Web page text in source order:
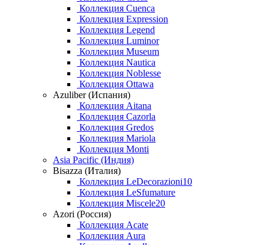
Коллекция Cuenca
Коллекция Expression
Коллекция Legend
Коллекция Luminor
Коллекция Museum
Коллекция Nautica
Коллекция Noblesse
Коллекция Ottawa
Azuliber (Испания)
Коллекция Aitana
Коллекция Cazorla
Коллекция Gredos
Коллекция Mariola
Коллекция Monti
Asia Pacific (Индия)
Bisazza (Италия)
Коллекция LeDecorazioni10
Коллекция LeSfumature
Коллекция Miscele20
Azori (Россия)
Коллекция Acate
Коллекция Aura